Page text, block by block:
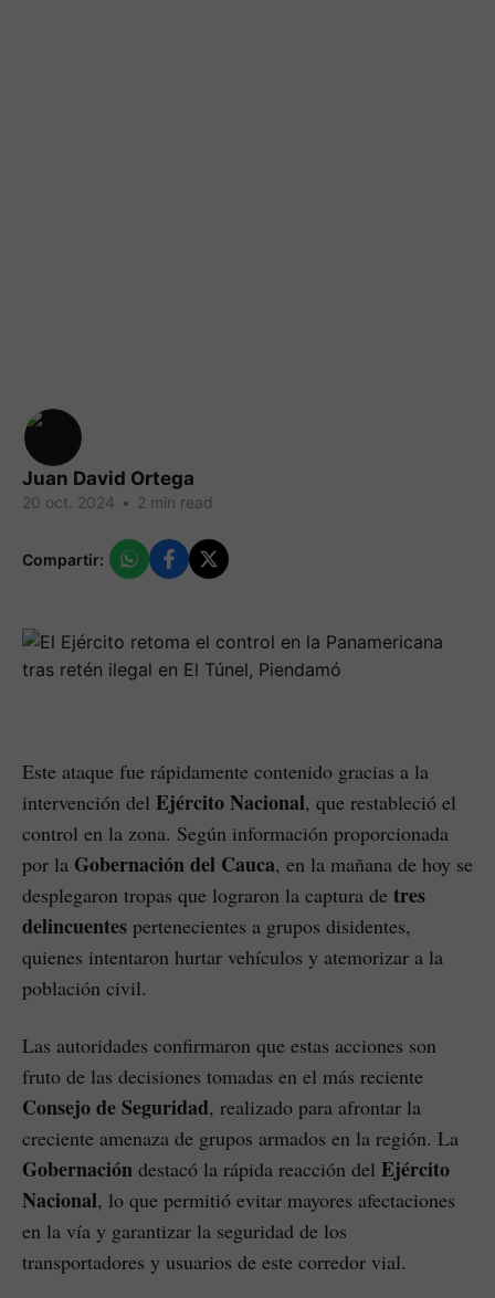
Juan David Ortega
20 oct. 2024 • 2 min read
Compartir:
Este ataque fue rápidamente contenido gracias a la
intervención del Ejército Nacional, que restableció el
control en la zona. Según información proporcionada
por la Gobernación del Cauca, en la mañana de hoy se
desplegaron tropas que lograron la captura de tres
delincuentes pertenecientes a grupos disidentes,
quienes intentaron hurtar vehículos y atemorizar a la
población civil.
Las autoridades confirmaron que estas acciones son
fruto de las decisiones tomadas en el más reciente
Consejo de Seguridad, realizado para afrontar la
creciente amenaza de grupos armados en la región. La
Gobernación destacó la rápida reacción del Ejército
Nacional, lo que permitió evitar mayores afectaciones
en la vía y garantizar la seguridad de los
transportadores y usuarios de este corredor vial.